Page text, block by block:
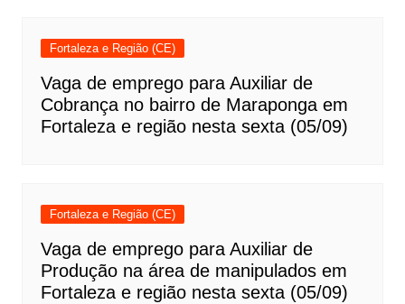
Fortaleza e Região (CE)
Vaga de emprego para Auxiliar de
Cobrança no bairro de Maraponga em
Fortaleza e região nesta sexta (05/09)
Fortaleza e Região (CE)
Vaga de emprego para Auxiliar de
Produção na área de manipulados em
Fortaleza e região nesta sexta (05/09)